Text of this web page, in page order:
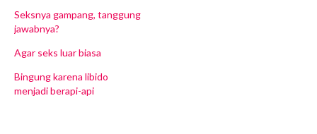
Seksnya gampang, tanggung
jawabnya?
Agar seks luar biasa
Bingung karena libido
menjadi berapi-api